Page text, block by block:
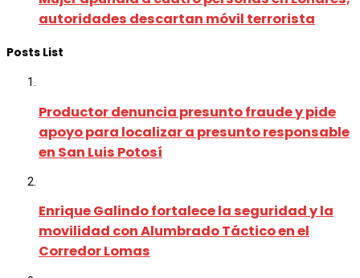
autoridades descartan móvil terrorista
Posts List
Productor denuncia presunto fraude y pide
apoyo para localizar a presunto responsable
en San Luis Potosí
Enrique Galindo fortalece la seguridad y la
movilidad con Alumbrado Táctico en el
Corredor Lomas